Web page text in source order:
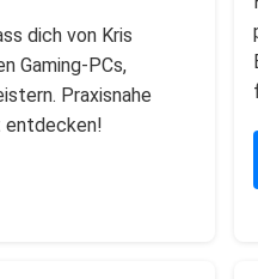
dich von Kris
Gaming-PCs,
Praxisnahe